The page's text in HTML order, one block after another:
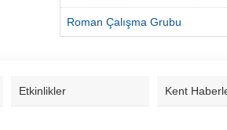
Roman Çalışma Grubu
Etkinlikler Kent